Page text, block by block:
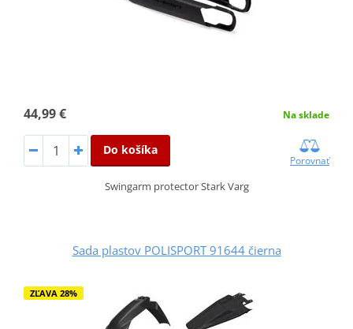
44,99 € Na sklade
Do košíka
Porovnať
Swingarm protector Stark Varg
Sada plastov POLISPORT 91644 čierna
ZĽAVA 28%